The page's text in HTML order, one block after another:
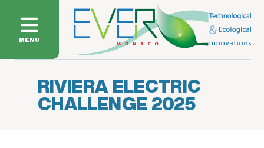
MENU
RIVIERA ELECTRIC
CHALLENGE 2025